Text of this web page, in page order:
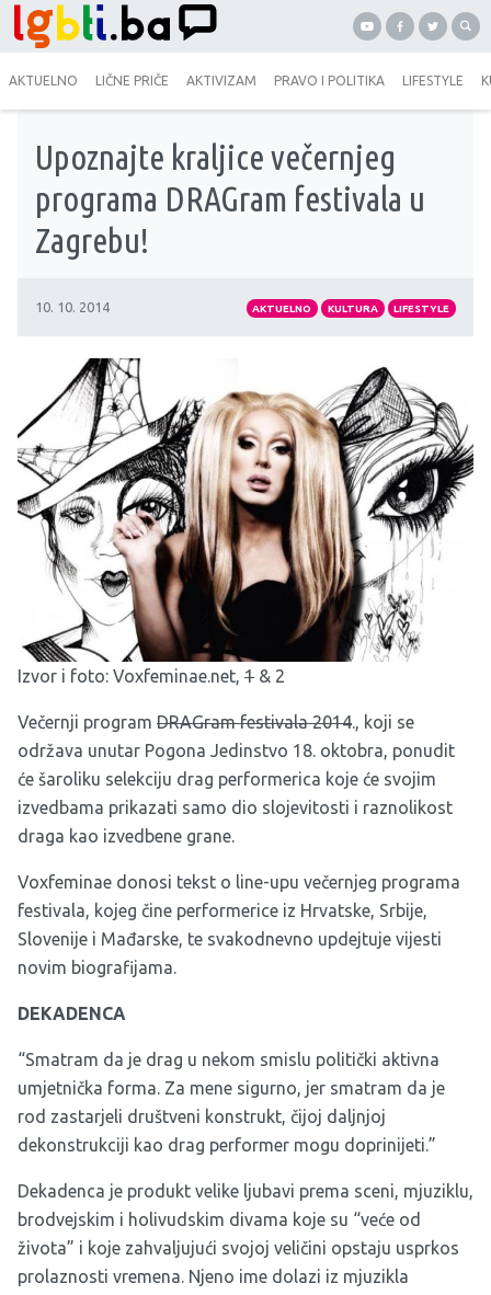
AKTUELNO LIČNE PRIČE AKTIVIZAM PRAVO I POLITIKA LIFESTYLE
Upoznajte kraljice večernjeg
programa DRAGram festivala u
Zagrebu!
10. 10. 2014 AKTUELNO KULTURA LIFESTYLE
Izvor i foto: Voxfeminae.net, 1 & 2
Večernji program DRAGram festivala 2014., koji se
održava unutar Pogona Jedinstvo 18. oktobra, ponudit
će šaroliku selekciju drag performerica koje će svojim
izvedbama prikazati samo dio slojevitosti i raznolikost
draga kao izvedbene grane.
Voxfeminae donosi tekst o line-upu večernjeg programa
festivala, kojeg čine performerice iz Hrvatske, Srbije,
Slovenije i Mađarske, te svakodnevno updejtuje vijesti
novim biografijama.
DEKADENCA
“Smatram da je drag u nekom smislu politički aktivna
umjetnička forma. Za mene sigurno, jer smatram da je
rod zastarjeli društveni konstrukt, čijoj daljnjoj
dekonstrukciji kao drag performer mogu doprinijeti.”
Dekadenca je produkt velike ljubavi prema sceni, mjuziklu,
brodvejskim i holivudskim divama koje su “veće od
života” i koje zahvaljujući svojoj veličini opstaju usprkos
prolaznosti vremena. Njeno ime dolazi iz mjuzikla